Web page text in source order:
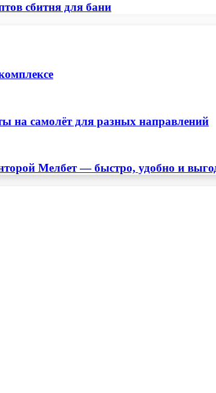
сбитня для бани
на самолёт для разных направлений
Мелбет — быстро, удобно и